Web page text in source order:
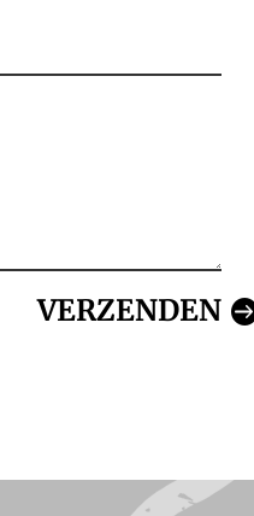
VERZENDEN